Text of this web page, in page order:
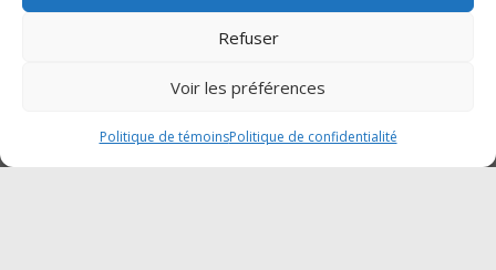
Refuser
Voir les préférences
Politique de témoinsPolitique de confidentialité
Traction Mégantic-Mahindra
Cliquez pour accepter les témoins
marketing et activer ce contenu